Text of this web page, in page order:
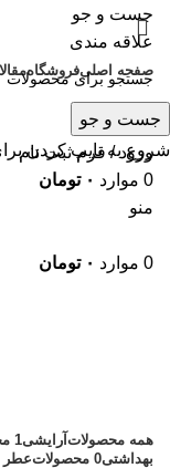
جست و جو
علاقه مندی
صفحه اصلیفروشگاه
ورود / فرم ثبت نام
0 موارد ۰ تومان
منو
0 موارد ۰ تومان
همه محصولات آرایشی1 محصولات
بهداشتی0 محصولات عطر
جست و جو
شروع به تایپ کردن